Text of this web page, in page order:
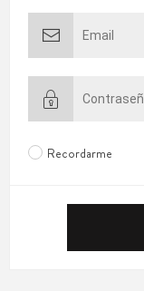
Recordarme